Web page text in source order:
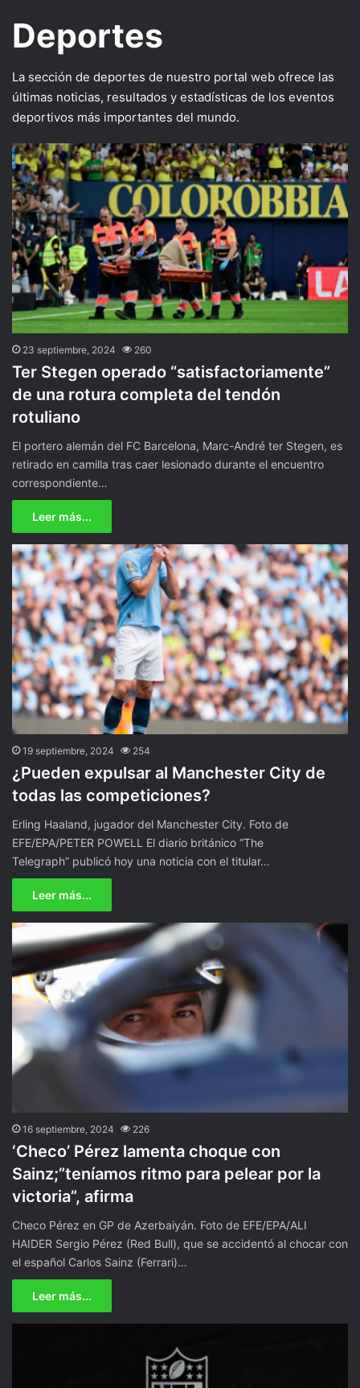
Deportes
La sección de deportes de nuestro portal web ofrece las
últimas noticias, resultados y estadísticas de los eventos
deportivos más importantes del mundo.
23 septiembre, 2024 260
Ter Stegen operado “satisfactoriamente”
de una rotura completa del tendón
rotuliano
El portero alemán del FC Barcelona, Marc-André ter Stegen, es
retirado en camilla tras caer lesionado durante el encuentro
correspondiente…
Leer más...
19 septiembre, 2024 254
¿Pueden expulsar al Manchester City de
todas las competiciones?
Erling Haaland, jugador del Manchester City. Foto de
EFE/EPA/PETER POWELL El diario británico “The
Telegraph” publicó hoy una noticia con el titular…
Leer más...
16 septiembre, 2024 226
‘Checo’ Pérez lamenta choque con
Sainz;”teníamos ritmo para pelear por la
victoria”, afirma
Checo Pérez en GP de Azerbaiyán. Foto de EFE/EPA/ALI
HAIDER Sergio Pérez (Red Bull), que se accidentó al chocar con
el español Carlos Sainz (Ferrari)…
Leer más...